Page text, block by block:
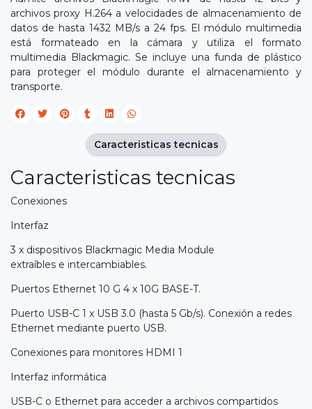
archivos proxy H.264 a velocidades de almacenamiento de
datos de hasta 1432 MB/s a 24 fps. El módulo multimedia
está formateado en la cámara y utiliza el formato
multimedia Blackmagic. Se incluye una funda de plástico
para proteger el módulo durante el almacenamiento y
transporte.
Caracteristicas tecnicas
Conexiones
Interfaz
3 x dispositivos Blackmagic Media Module
extraíbles e intercambiables.
Puertos Ethernet 10 G 4 x 10G BASE-T.
Puerto USB-C 1 x USB 3.0 (hasta 5 Gb/s). Conexión a redes
Ethernet mediante puerto USB.
Conexiones para monitores HDMI 1
Interfaz informática
USB-C o Ethernet para acceder a archivos compartidos
Caracteristicas tecnicas